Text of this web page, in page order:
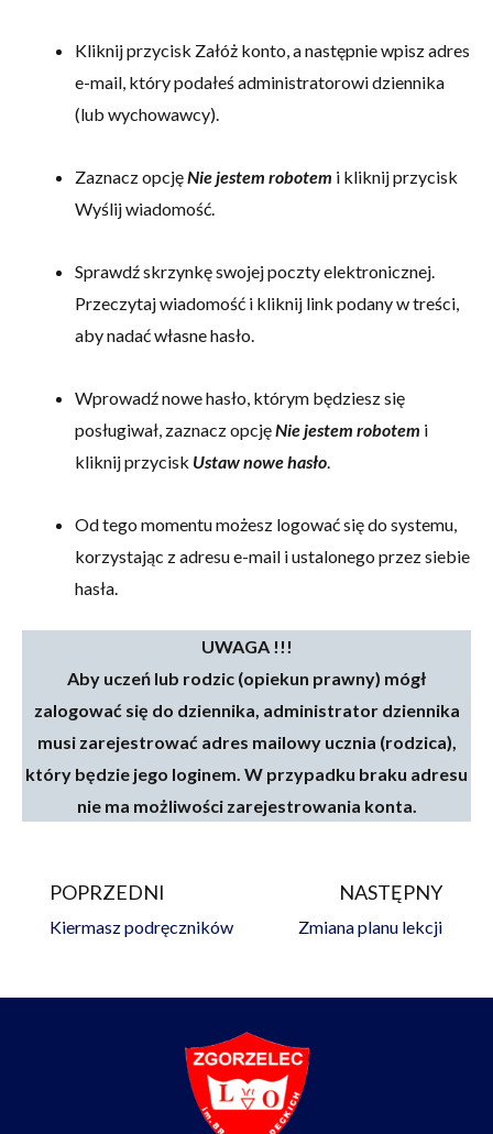
Kliknij przycisk Załóż konto, a następnie wpisz adres
e-mail, który podałeś administratorowi dziennika
(lub wychowawcy).
Zaznacz opcjęNie jestem robotem i kliknij przycisk
Wyślij wiadomość.
Sprawdź skrzynkę swojej poczty elektronicznej.
Przeczytaj wiadomość i kliknij link podany w treści,
aby nadać własne hasło.
Wprowadź nowe hasło, którym będziesz się
posługiwał, zaznacz opcjęNie jestem robotem i
kliknij przycisk Ustaw nowe hasło
Od tego momentu możesz logować się do systemu,
korzystając z adresu e-mail i ustalonego przez siebie
hasła.
UWAGA !!!
Aby uczeń lub rodzic (opiekun prawny) mógł
zalogować się do dziennika, administrator dziennika
musi zarejestrować adres mailowy ucznia (rodzica),
który będzie jego loginem. W przypadku braku adresu
nie ma możliwości zarejestrowania konta.
Prev
POPRZEDNI
Kiermasz podręczników
NASTĘPNY
Zmiana planu lekcji